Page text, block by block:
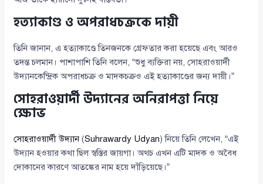
হত্যাকাণ্ড ও অপরাধচক্রকে দায়ী
তিনি জানান, এ হত্যাকাণ্ডে তিনজনকে গ্রেফতার করা হয়েছে এবং আরও
তদন্ত চলমান। পাশাপাশি তিনি বলেন, “শুধু ব্যক্তিরা নয়, সোহরাওয়ার্দী
উদ্যানকেন্দ্রিক অপরাধচক্র ও মাদকচক্রও এই হত্যাকাণ্ডের জন্য দায়ী।”
সোহরাওয়ার্দী উদ্যানের অনিরাপত্তা নিয়ে
ক্ষোভ
সোহরাওয়ার্দী উদ্যান(Suhrawardy Udyan) নিয়ে তিনি লেখেন, “এই
উদ্যান হওয়ার কথা ছিল স্বস্তির জায়গা। অথচ এখন এটি মাদক ও অবৈধ
দোকানের কারণে আতঙ্কের নাম হয়ে দাঁড়িয়েছে।”